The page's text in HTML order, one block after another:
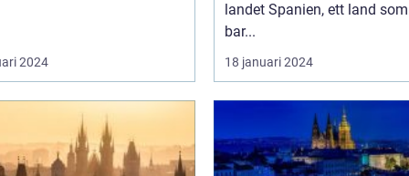
2024
landet Spanien, ett land som inte
bar...
18 januari 2024